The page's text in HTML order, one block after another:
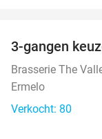
3-gangen
Brasserie The
Ermelo
Verkocht: 80